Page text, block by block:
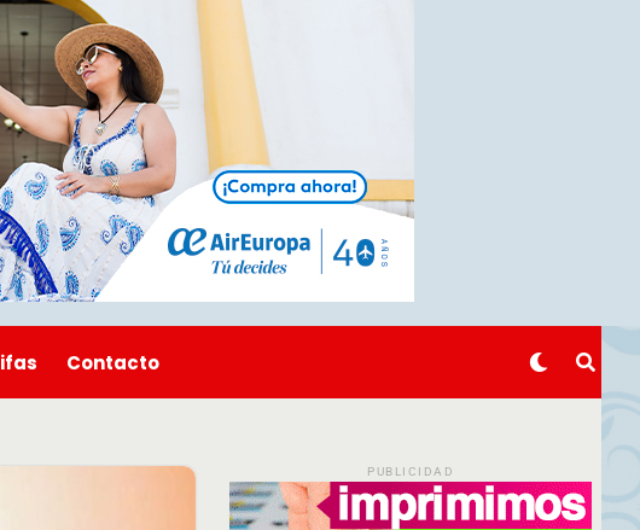
Contacto
PUBLICIDAD